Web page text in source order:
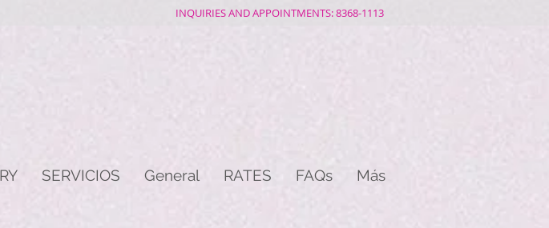
INQUIRIES AND APPOINTMENTS: 8368-1113
SERVICIOS General RATES FAQs Más